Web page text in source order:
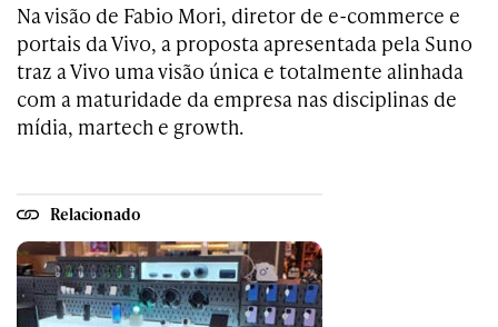
Na visão de Fabio Mori, diretor de e-commerce e
portais da Vivo, a proposta apresentada pela Suno
traz a Vivo uma visão única e totalmente alinhada
com a maturidade da empresa nas disciplinas de
mídia, martech e growth.
Relacionado